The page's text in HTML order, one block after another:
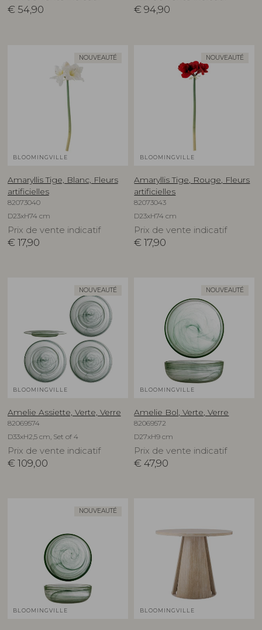
€ 54,90 € 94,90
NOUVEAUTÉ
BLOOMINGVILLE
Amaryllis Tige, Blanc, Fleurs
artificielles
82073040
D23xH74 cm
Prix de vente indicatif
€ 17,90
NOUVEAUTÉ
BLOOMINGVILLE
Amaryllis Tige, Rouge, Fleurs
artificielles
82073043
D23xH74 cm
Prix de vente indicatif
€ 17,90
NOUVEAUTÉ
BLOOMINGVILLE
Amelie Assiette, Verte, Verre
82069574
D33xH2,5 cm, Set of 4
Prix de vente indicatif
€ 109,00
NOUVEAUTÉ
BLOOMINGVILLE
Amelie Bol, Verte, Verre
82069572
D27xH9 cm
Prix de vente indicatif
€ 47,90
NOUVEAUTÉ
BLOOMINGVILLE BLOOMINGVILLE